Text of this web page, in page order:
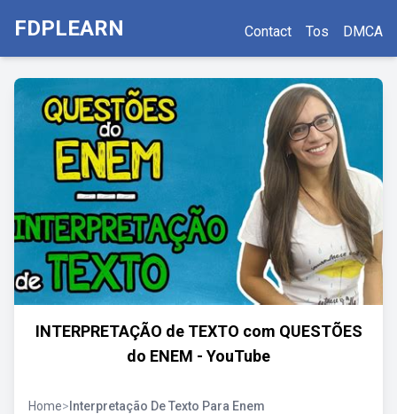
FDPLEARN Contact Tos DMCA
INTERPRETAÇÃO de TEXTO com QUESTÕES
do ENEM - YouTube
Home> Interpretação De Texto Para Enem